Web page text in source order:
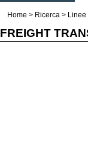
Home > Ricerca >
FREIGHT